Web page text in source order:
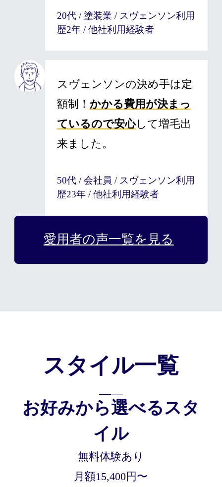
20代 / 塗装業 / スヴェンソン利用
歴2年 / 他社利用経験者
スヴェンソンの決め手は定
額制！ かかる費用が決まっ
ているので安心して増毛出
来ました。
50代 / 会社員 / スヴェンソン利用
歴23年 / 他社利用経験者
愛用者の声一覧を見る
スタイル一覧
お好みから選べるスタ
イル
無料体験あり
月額15,400円〜